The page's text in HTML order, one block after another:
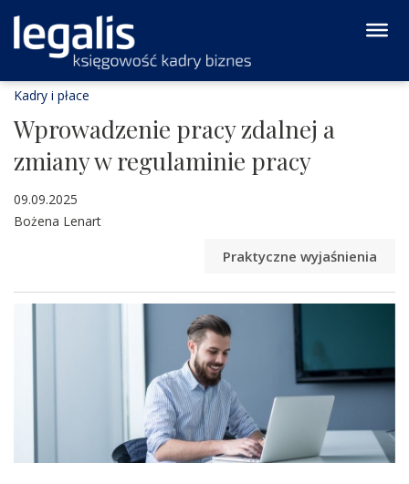
Kadry i płace
Wprowadzenie pracy zdalnej a
zmiany w regulaminie pracy
09.09.2025
Bożena Lenart
Praktyczne wyjaśnienia